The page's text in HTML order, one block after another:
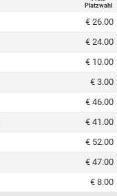
Platzwahl
€ 26.00
€ 24.00
€ 10.00
€ 3.00
€ 46.00
€ 41.00
€ 52.00
€ 47.00
€ 8.00